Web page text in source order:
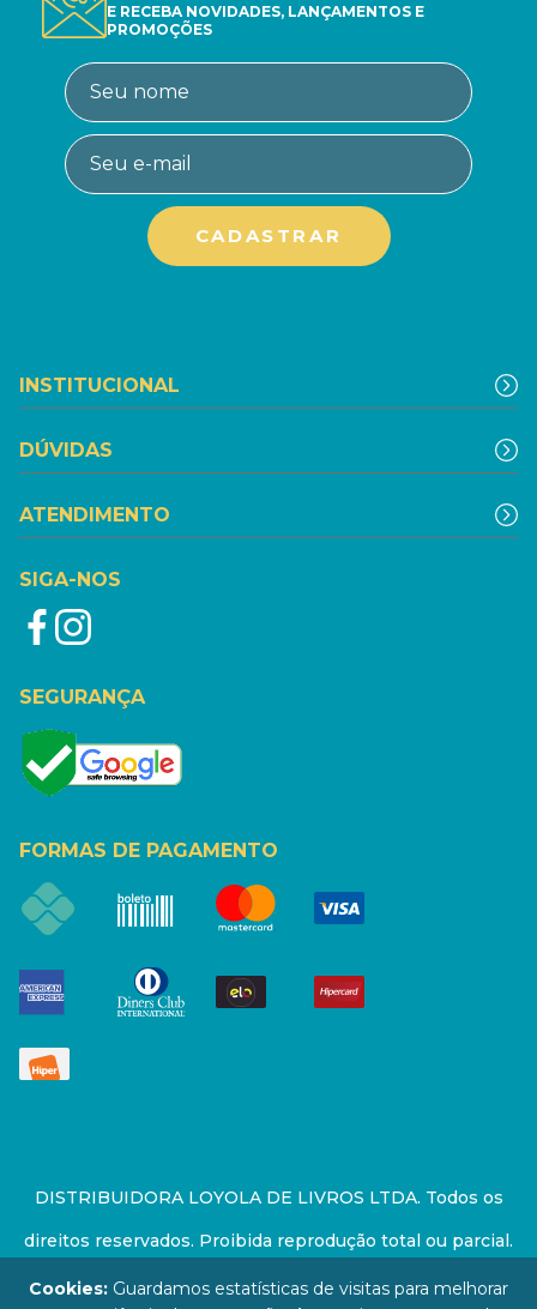
E RECEBA NOVIDADES, LANÇAMENTOS E
PROMOÇÕES
INSTITUCIONAL
DÚVIDAS
ATENDIMENTO
SIGA-NOS
SEGURANÇA
FORMAS DE PAGAMENTO
DISTRIBUIDORA LOYOLA DE LIVROS LTDA. Todos os
direitos reservados. Proibida reprodução total ou parcial.
Preços e estoque sujeito a alterações sem aviso prévio.
Cookies: Guardamos estatísticas de visitas para melhorar